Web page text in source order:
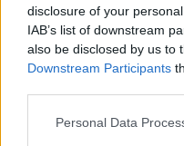
disclosure of your
IAB’s list of downstream
also be disclosed by us to
Downstream Participants
Please note that this
Personal Data
σημαίνει ότι
χρήματα. Η δημιουργία
υπηρεσιών Τεχνητής
μέλημα πολλών CEO της